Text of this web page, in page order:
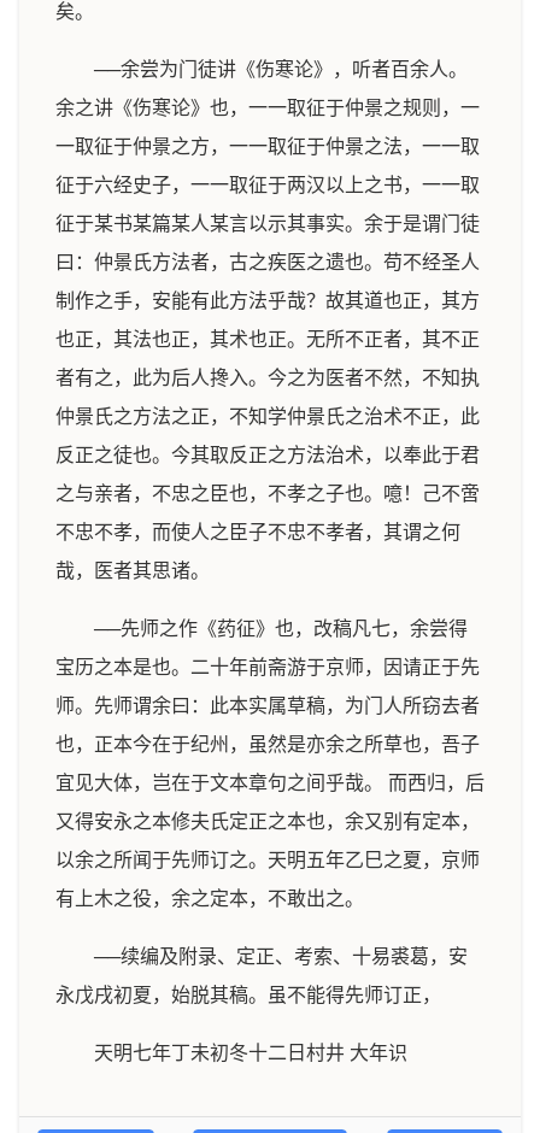
矣。
──余尝为门徒讲《伤寒论》，听者百余人。
余之讲《伤寒论》也，一一取征于仲景之规则，一
一取征于仲景之方，一一取征于仲景之法，一一取
征于六经史子，一一取征于两汉以上之书，一一取
征于某书某篇某人某言以示其事实。余于是谓门徒
曰：仲景氏方法者，古之疾医之遗也。苟不经圣人
制作之手，安能有此方法乎哉？故其道也正，其方
也正，其法也正，其术也正。无所不正者，其不正
者有之，此为后人搀入。今之为医者不然，不知执
仲景氏之方法之正，不知学仲景氏之治术不正，此
反正之徒也。今其取反正之方法治术，以奉此于君
之与亲者，不忠之臣也，不孝之子也。噫！己不啻
不忠不孝，而使人之臣子不忠不孝者，其谓之何
哉，医者其思诸。
──先师之作《药征》也，改稿凡七，余尝得
宝历之本是也。二十年前斋游于京师，因请正于先
师。先师谓余曰：此本实属草稿，为门人所窃去者
也，正本今在于纪州，虽然是亦余之所草也，吾子
宜见大体，岂在于文本章句之间乎哉。 而西归，后
又得安永之本修夫氏定正之本也，余又别有定本，
以余之所闻于先师订之。天明五年乙巳之夏，京师
有上木之役，余之定本，不敢出之。
──续编及附录、定正、考索、十易裘葛，安
永戊戌初夏，始脱其稿。虽不能得先师订正，
天明七年丁未初冬十二日村井 大年识